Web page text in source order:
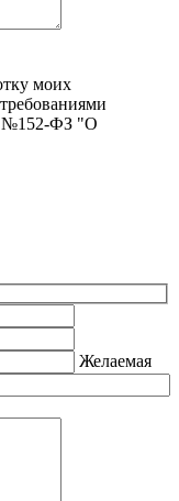
моих
№152-ФЗ "О
Желаемая